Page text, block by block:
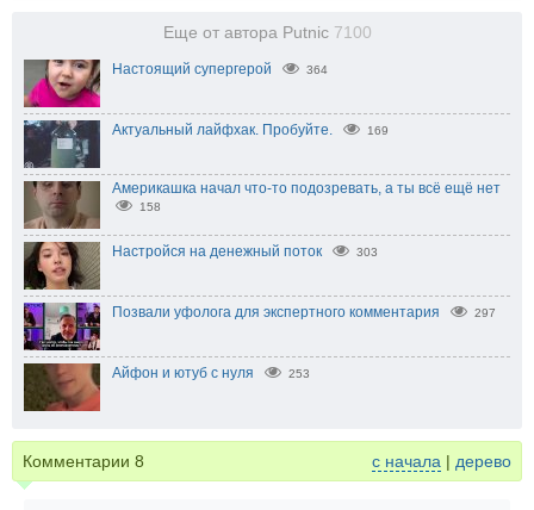
Еще от автора Putnic 7100
Настоящий супергерой 364
Актуальный лайфхак. Пробуйте. 169
Америкашка начал что-то подозревать, а ты всё ещё нет
158
Настройся на денежный поток 303
Позвали уфолога для экспертного комментария 297
Айфон и ютуб с нуля 253
Комментарии 8 с начала | дерево